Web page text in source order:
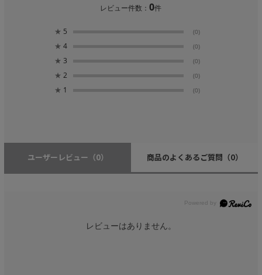
レビュー件数：0件
★ 5 (0)
★ 4 (0)
★ 3 (0)
★ 2 (0)
★ 1 (0)
ユーザーレビュー （0） 商品のよくあるご質問 （0）
レビューはありません。